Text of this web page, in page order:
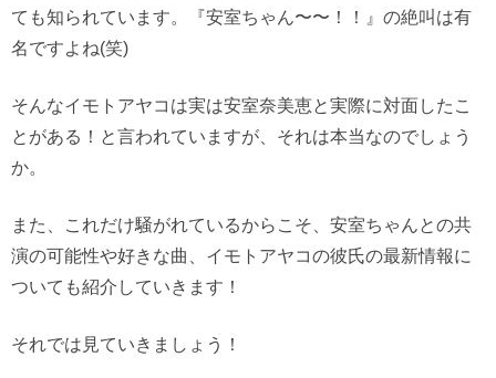
ても知られています。『安室ちゃん〜〜！！』の絶叫は有
名ですよね(笑)
そんなイモトアヤコは実は安室奈美恵と実際に対面したこ
とがある！と言われていますが、それは本当なのでしょう
か。
また、これだけ騒がれているからこそ、安室ちゃんとの共
演の可能性や好きな曲、イモトアヤコの彼氏の最新情報に
ついても紹介していきます！
それでは見ていきましょう！